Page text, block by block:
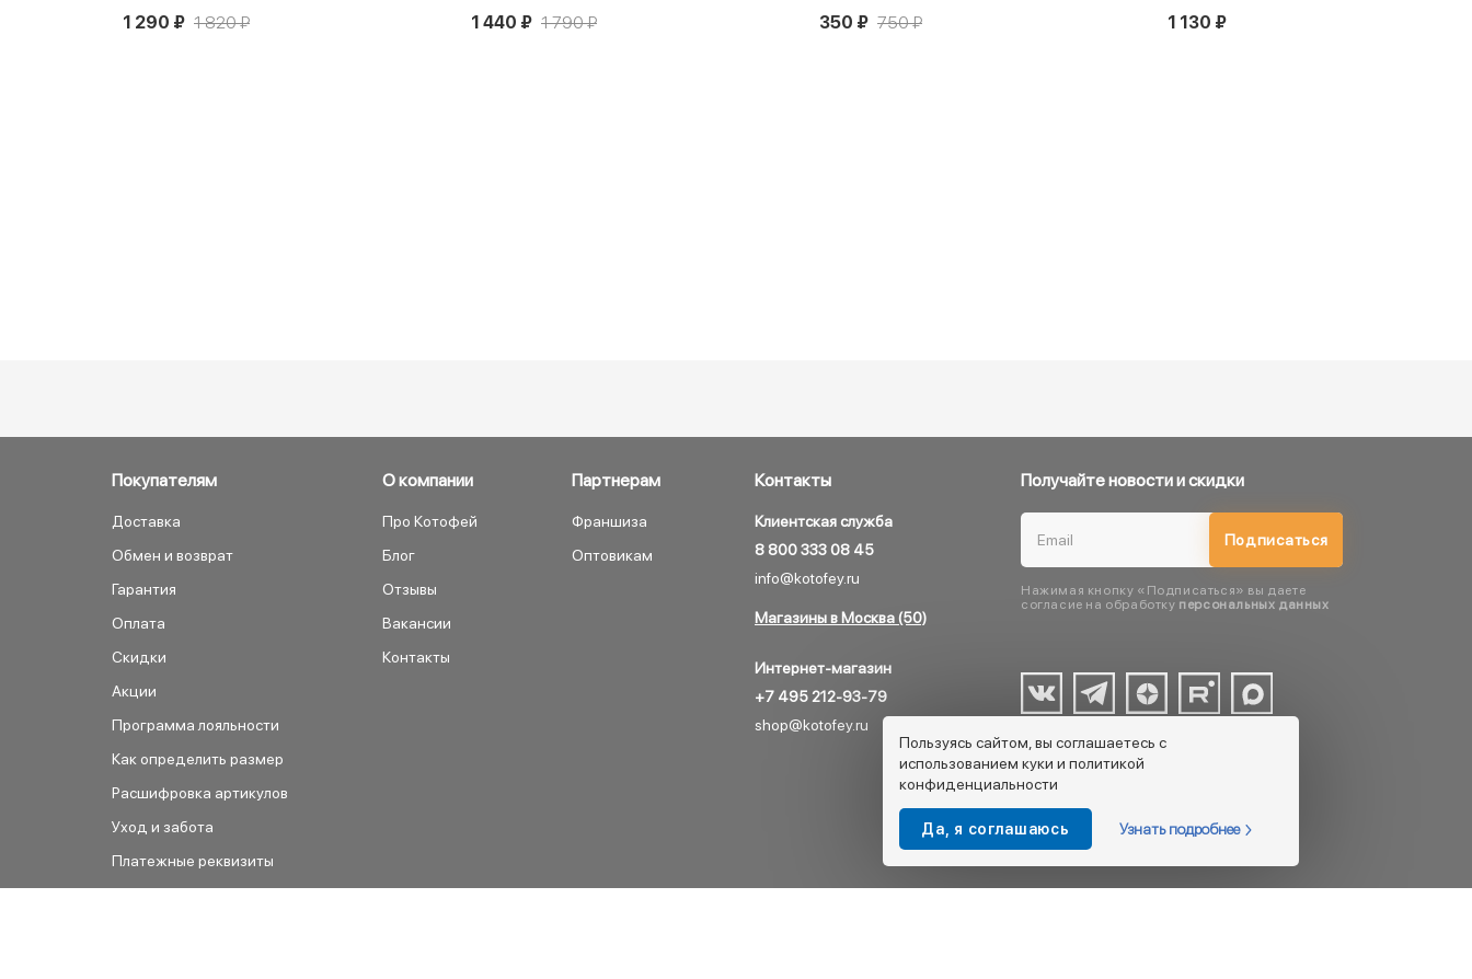
1 290 ₽ 1 820 ₽
1 440 ₽ 1 790 ₽
350 ₽ 750 ₽
1 130 ₽
Покупателям
Доставка
Обмен и возврат
Гарантия
Оплата
Скидки
Акции
Программа лояльности
Как определить размер
Расшифровка артикулов
Уход и забота
Платежные реквизиты
О компании
Про Котофей
Блог
Отзывы
Вакансии
Контакты
Партнерам
Франшиза
Оптовикам
Контакты
Клиентская служба
8 800 333 08 45
info@kotofey.ru
Магазины в Москва (50)
Интернет-магазин
+7 495 212-93-79
shop@kotofey.ru
Получайте новости и скидки
Подписаться
Нажимая кнопку «Подписаться» вы даете
согласие на обработку персональных данных
Пользуясь сайтом, вы соглашаетесь с
использованием куки и политикой
конфиденциальности
Да, я соглашаюсь Узнать подробнее